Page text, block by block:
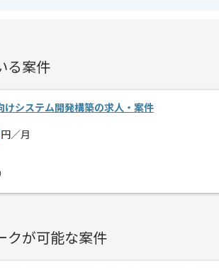
商談回数
のコ
ご経験と実績に応じてスライド案件の
る案件
けシステム開発構築の求人・案件
円／月
クが可能な案件